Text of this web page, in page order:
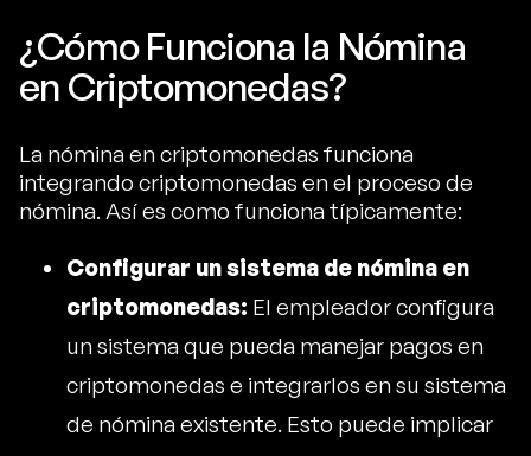
¿Cómo Funciona la Nómina
en Criptomonedas?
La nómina en criptomonedas funciona
integrando criptomonedas en el proceso de
nómina. Así es como funciona típicamente:
Configurar un sistema de nómina en
criptomonedas: El empleador configura
un sistema que pueda manejar pagos en
criptomonedas e integrarlos en su sistema
de nómina existente. Esto puede implicar